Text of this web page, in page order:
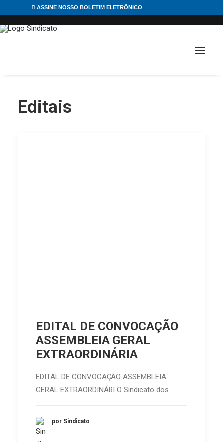
ASSINE NOSSO BOLETIM ELETRÔNICO
Editais
EDITAL DE CONVOCAÇÃO
ASSEMBLEIA GERAL
EXTRAORDINÁRIA
EDITAL DE CONVOCAÇÃO ASSEMBLEIA
GERAL EXTRAORDINÁRI O Sindicato dos…
por Sindicato